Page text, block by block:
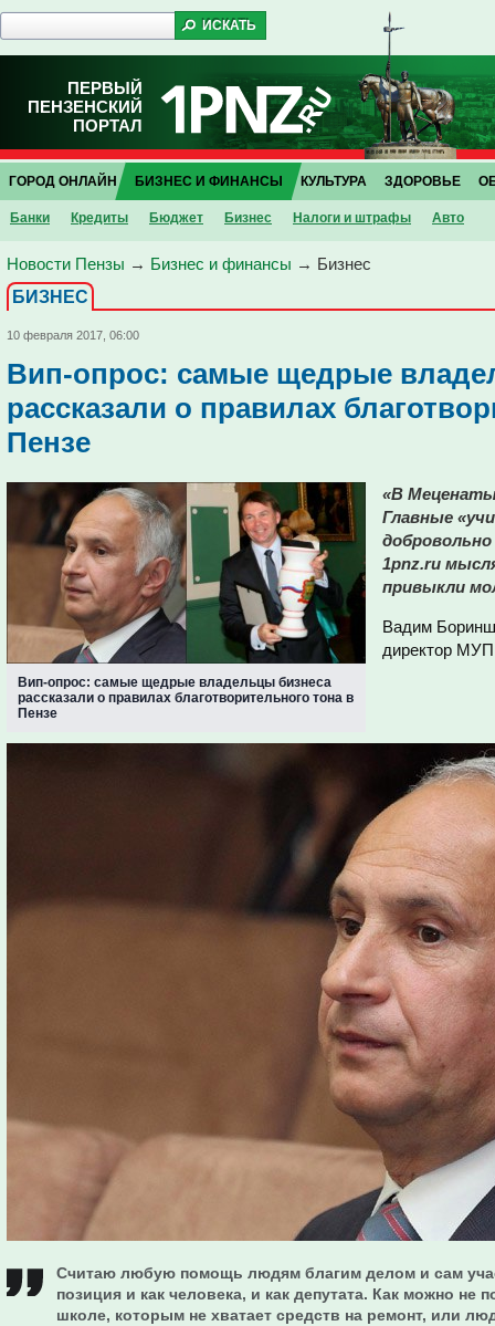
ПЕРВЫЙ
ПЕНЗЕНСКИЙ
ПОРТАЛ
ГОРОД ОНЛАЙН БИЗНЕС И ФИНАНСЫ
Банки Кредиты Бюджет Бизнес Налоги и штрафы Авто
КУЛЬТУРА ЗДОРОВЬЕ
Новости Пензы → Бизнес и финансы → Бизнес
БИЗНЕС
10 февраля 2017, 06:00
Вип-опрос: самые щедрые
рассказали о правилах
Пензе
Вип-опрос: самые щедрые владельцы бизнеса
рассказали о правилах благотворительного тона в
Пензе
«В Меценаты
Главные
добровольно
1pnz.ru
привыкли
Вадим
директор МУП
Считаю любую помощь людям благим делом и сам
позиция и как человека, и как депутата. Как можно не
школе, которым не хватает средств на ремонт, или